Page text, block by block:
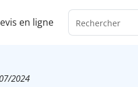
en ligne Rechercher
2024